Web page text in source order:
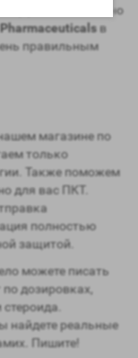
эффектов. Конечно
в
правильным
магазине по
только
Также поможем
для вас ПКТ.
полностью
защитой.
можете писать
дозировках,
найдете реальные
Пишите!